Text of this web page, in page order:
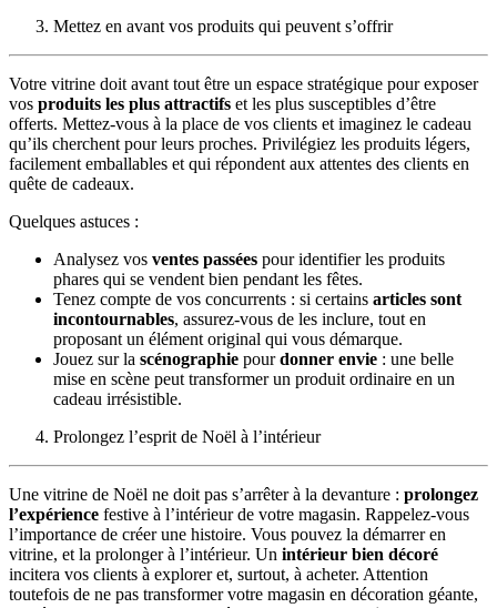
Mettez en avant vos produits qui peuvent s’offrir
Votre vitrine doit avant tout être un espace stratégique pour exposer
vos produits les plus attractifs et les plus susceptibles d’être
offerts. Mettez-vous à la place de vos clients et imaginez le cadeau
qu’ils cherchent pour leurs proches. Privilégiez les produits légers,
facilement emballables et qui répondent aux attentes des clients en
quête de cadeaux.
Quelques astuces :
Analysez vos ventes passées pour identifier les produits
phares qui se vendent bien pendant les fêtes.
Tenez compte de vos concurrents : si certains articles sont
incontournables, assurez-vous de les inclure, tout en
proposant un élément original qui vous démarque.
Jouez sur la scénographie pourdonner envie : une belle
mise en scène peut transformer un produit ordinaire en un
cadeau irrésistible.
Prolongez l’esprit de Noël à l’intérieur
Une vitrine de Noël ne doit pas s’arrêter à la devanture : prolongez
l’expérience festive à l’intérieur de votre magasin. Rappelez-vous
l’importance de créer une histoire. Vous pouvez la démarrer en
vitrine, et la prolonger à l’intérieur. Un intérieur bien décoré
incitera vos clients à explorer et, surtout, à acheter. Attention
toutefois de ne pas transformer votre magasin en décoration géante,